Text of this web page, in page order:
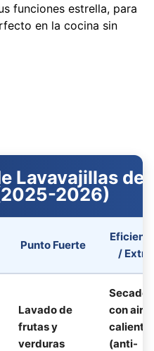
funciones estrella, para
en la cocina sin
Lavavajillas de
2026)
Punto Fuerte
/ Extra
Lavado de
frutas y
verduras
Secado
con aire
caliente
(anti-